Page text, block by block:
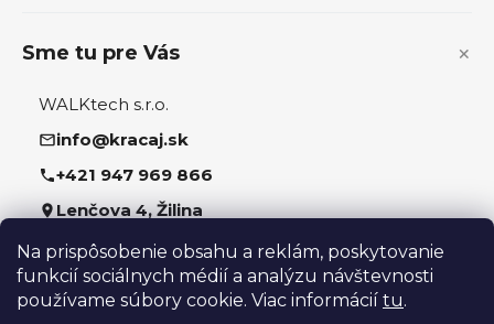
Na prispôsobenie obsahu a reklám, poskytovanie
funkcií sociálnych médií a analýzu návštevnosti
používame súbory cookie. Viac informácií tu.
Sme tu pre Vás
WALKtech s.r.o.
info@kracaj.sk
+421 947 969 866
Lenčova 4, Žilina
Sledujte nás